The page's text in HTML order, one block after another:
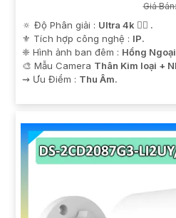
Giá Bán:
🔅 Độ Phân giải : Ultra 4k 👍🏾 .
⚜️ Tích hợp công nghệ : IP.
❈ Hình ảnh ban đêm : Hồng
🎨 Mẫu Camera Thân Kim loại +
️⇝ Ưu Điểm : Thu Âm.